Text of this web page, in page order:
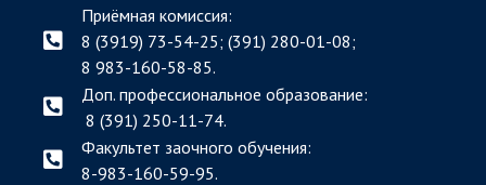
Приёмная комиссия:
8 (3919) 73-54-25; (391) 280-01-08;
8 983-160-58-85.
Доп. профессиональное образование:
8 (391) 250-11-74.
Факультет заочного обучения:
8-983-160-59-95.